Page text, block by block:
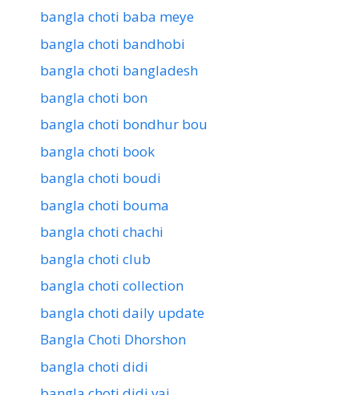
bangla choti baba meye
bangla choti bandhobi
bangla choti bangladesh
bangla choti bon
bangla choti bondhur bou
bangla choti book
bangla choti boudi
bangla choti bouma
bangla choti chachi
bangla choti club
bangla choti collection
bangla choti daily update
Bangla Choti Dhorshon
bangla choti didi